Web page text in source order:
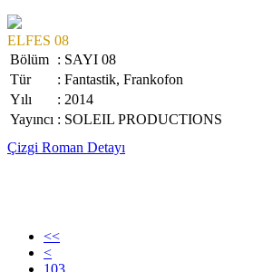
ELFES 08
Bölüm : SAYI 08
Tür
: Fantastik, Frankofon
Yılı
: 2014
Yayıncı : SOLEIL PRODUCTIONS
Çizgi Roman Detayı
<<
<
103